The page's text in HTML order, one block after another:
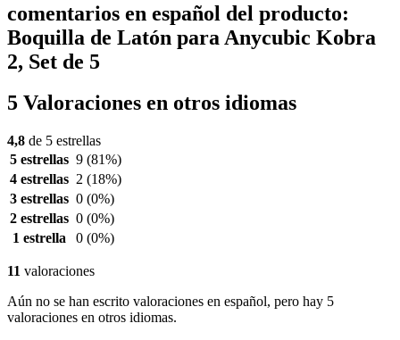
comentarios en español del producto:
Boquilla de Latón para Anycubic Kobra
2, Set de 5
5 Valoraciones en otros idiomas
4,8 de 5 estrellas
5 estrellas 9 (81%)
4 estrellas 2 (18%)
3 estrellas 0 (0%)
2 estrellas 0 (0%)
1 estrella
0 (0%)
11 valoraciones
Aún no se han escrito valoraciones en español, pero hay 5
valoraciones en otros idiomas.